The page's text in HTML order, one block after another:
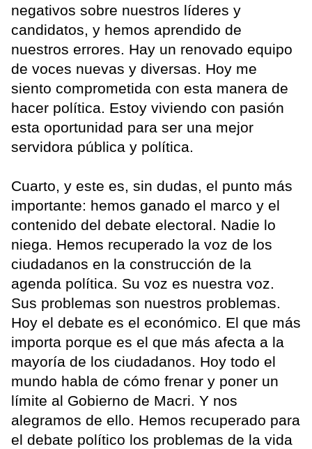
negativos sobre nuestros líderes y
candidatos, y hemos aprendido de
nuestros errores. Hay un renovado equipo
de voces nuevas y diversas. Hoy me
siento comprometida con esta manera de
hacer política. Estoy viviendo con pasión
esta oportunidad para ser una mejor
servidora pública y política.
Cuarto, y este es, sin dudas, el punto más
importante: hemos ganado el marco y el
contenido del debate electoral. Nadie lo
niega. Hemos recuperado la voz de los
ciudadanos en la construcción de la
agenda política. Su voz es nuestra voz.
Sus problemas son nuestros problemas.
Hoy el debate es el económico. El que más
importa porque es el que más afecta a la
mayoría de los ciudadanos. Hoy todo el
mundo habla de cómo frenar y poner un
límite al Gobierno de Macri. Y nos
alegramos de ello. Hemos recuperado para
el debate político los problemas de la vida